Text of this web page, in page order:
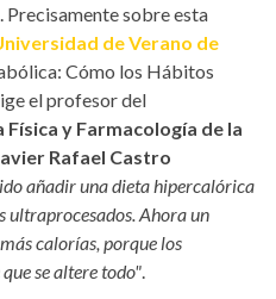
sobre esta
de Verano de
Cómo los Hábitos
el profesor del
y Farmacología de la
Rafael Castro
añadir una dieta hipercalórica
ultraprocesados. Ahora un
calorías, porque los
se altere todo"